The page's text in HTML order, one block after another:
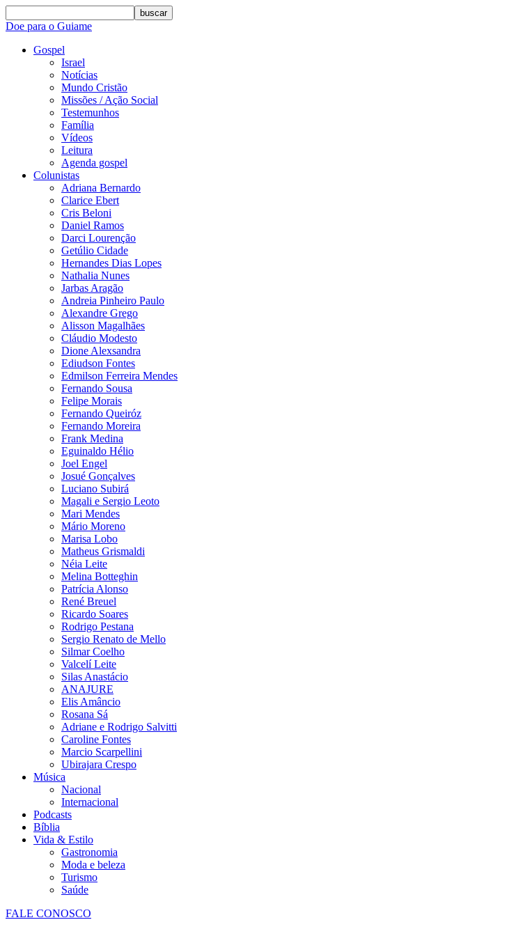
buscar
Doe para o Guiame
Gospel
Israel
Notícias
Mundo Cristão
Missões / Ação Social
Testemunhos
Família
Vídeos
Leitura
Agenda gospel
Colunistas
Adriana Bernardo
Clarice Ebert
Cris Beloni
Daniel Ramos
Darci Lourenção
Getúlio Cidade
Hernandes Dias Lopes
Nathalia Nunes
Jarbas Aragão
Andreia Pinheiro Paulo
Alexandre Grego
Alisson Magalhães
Cláudio Modesto
Dione Alexsandra
Ediudson Fontes
Edmilson Ferreira Mendes
Fernando Sousa
Felipe Morais
Fernando Queiróz
Fernando Moreira
Frank Medina
Eguinaldo Hélio
Joel Engel
Josué Gonçalves
Luciano Subirá
Magali e Sergio Leoto
Mari Mendes
Mário Moreno
Marisa Lobo
Matheus Grismaldi
Néia Leite
Melina Botteghin
Patrícia Alonso
René Breuel
Ricardo Soares
Rodrigo Pestana
Sergio Renato de Mello
Silmar Coelho
Valcelí Leite
Silas Anastácio
ANAJURE
Elis Amâncio
Rosana Sá
Adriane e Rodrigo Salvitti
Caroline Fontes
Marcio Scarpellini
Ubirajara Crespo
Música
Nacional
Internacional
Podcasts
Bíblia
Vida & Estilo
Gastronomia
Moda e beleza
Turismo
Saúde
FALE CONOSCO